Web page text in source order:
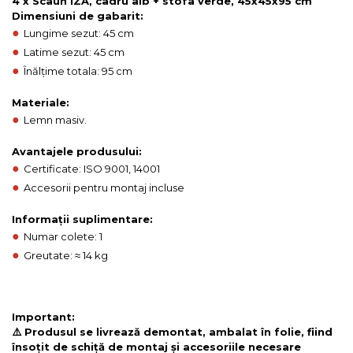
Dimensiuni de gabarit:
● Lungime sezut: 45 cm
● Latime sezut: 45 cm
●Înălțime totala: 95 cm
Materiale:
● Lemn masiv.
Avantajele produsului:
● Certificate: ISO 9001, 14001
● Accesorii pentru montaj incluse
Informații suplimentare:
● Numar colete: 1
● Greutate: ≈ 14 kg
Important:
⚠️ Produsul se livrează demontat, ambalat în folie, fiind
însoțit de schiță de montaj și accesoriile necesare